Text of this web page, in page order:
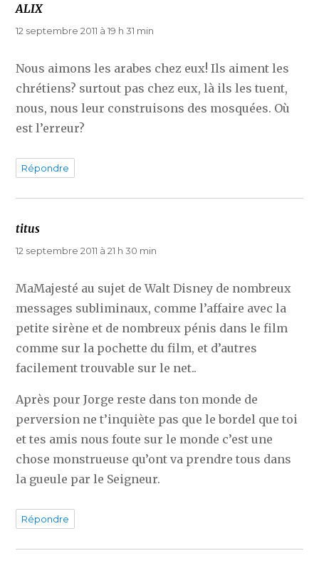
ALIXdit :
12 septembre 2011 à 19 h 31 min
Nous aimons les arabes chez eux! Ils aiment les
chrétiens? surtout pas chez eux, là ils les tuent,
nous, nous leur construisons des mosquées. Où
est l’erreur?
Répondre
titus
12 septembre 2011 à 21 h 30 min
MaMajesté au sujet de Walt Disney de nombreux
messages subliminaux, comme l’affaire avec la
petite sirène et de nombreux pénis dans le film
comme sur la pochette du film, et d’autres
facilement trouvable sur le net..
Après pour Jorge reste dans ton monde de
perversion ne t’inquiète pas que le bordel que toi
et tes amis nous foute sur le monde c’est une
chose monstrueuse qu’ont va prendre tous dans
la gueule par le Seigneur.
Répondre